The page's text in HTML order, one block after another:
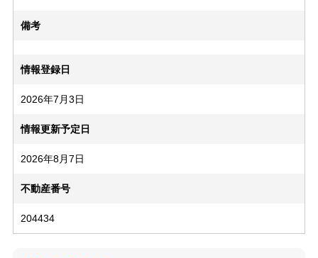
備考
情報登録日
2026年7月3日
情報更新予定日
2026年8月7日
不動産番号
204434